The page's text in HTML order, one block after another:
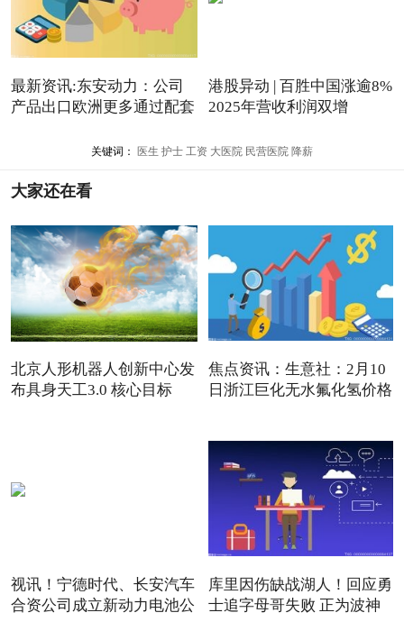
最新资讯:东安动力：公司
产品出口欧洲更多通过配套
港股异动 | 百胜中国涨逾8%
2025年营收利润双增
关键词： 医生 护士 工资 大医院 民营医院 降薪
大家还在看
北京人形机器人创新中心发
布具身天工3.0 核心目标
焦点资讯：生意社：2月10
日浙江巨化无水氟化氢价格
视讯！宁德时代、长安汽车
合资公司成立新动力电池公
库里因伤缺战湖人！回应勇
士追字母哥失败 正为波神